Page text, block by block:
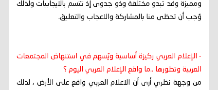
ومميزة وقد تبدو مختلفة وذو جدوى إذ تتسم بالايجابيات ولذلك
وُجب أن تحظى منا بالمشاركة والاعجاب والتعليق.
- الإعلام العربي ركيزة أساسية ويُسهم في استنهاض المجتمعات
العربية وتطورها ..ما واقع الإعلام العربي اليوم ؟
من وجهة نظري أرى أن الاعلام العربي واقع على الأرض ، لذلك